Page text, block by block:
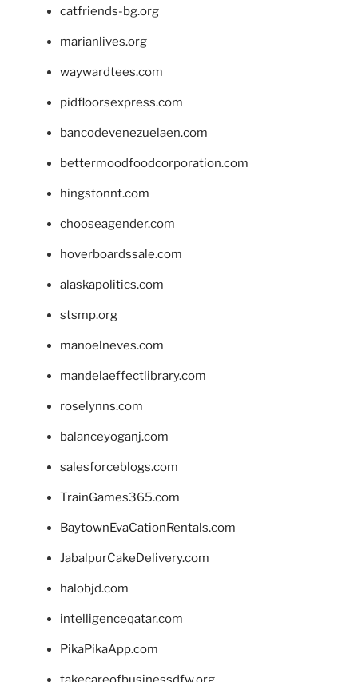
catfriends-bg.org
marianlives.org
waywardtees.com
pidfloorsexpress.com
bancodevenezuelaen.com
bettermoodfoodcorporation.com
hingstonnt.com
chooseagender.com
hoverboardssale.com
alaskapolitics.com
stsmp.org
manoelneves.com
mandelaeffectlibrary.com
roselynns.com
balanceyoganj.com
salesforceblogs.com
TrainGames365.com
BaytownEvaCationRentals.com
JabalpurCakeDelivery.com
halobjd.com
intelligenceqatar.com
PikaPikaApp.com